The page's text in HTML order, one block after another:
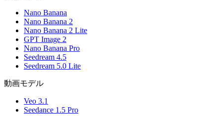
Nano Banana
Nano Banana 2
Nano Banana 2 Lite
GPT Image 2
Nano Banana Pro
Seedream 4.5
Seedream 5.0 Lite
動画モデル
Veo 3.1
Seedance 1.5 Pro